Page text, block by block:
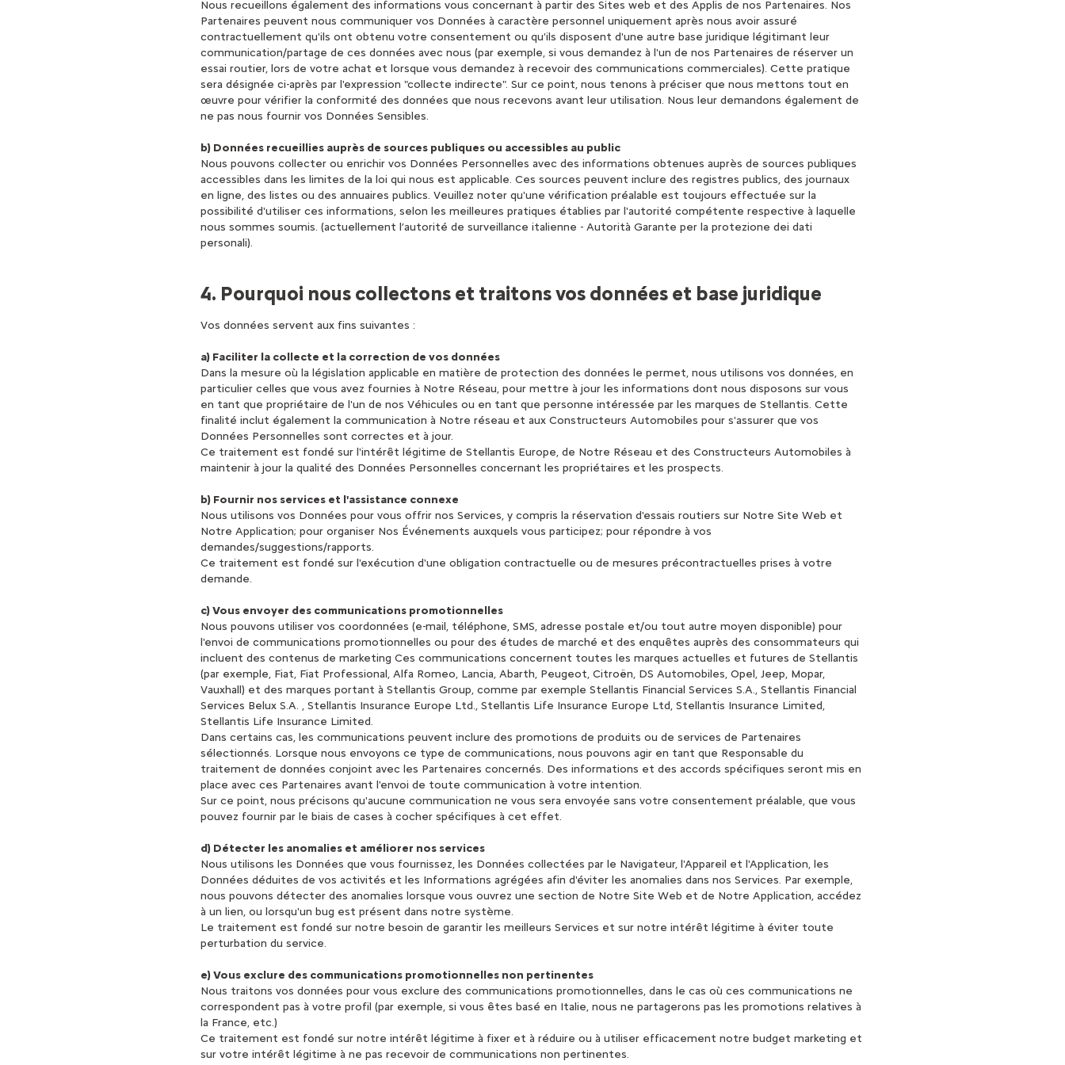
Nous recueillons également des informations vous concernant à partir des Sites web et des Applis de nos Partenaires. Nos
Partenaires peuvent nous communiquer vos Données à caractère personnel uniquement après nous avoir assuré
contractuellement qu'ils ont obtenu votre consentement ou qu'ils disposent d'une autre base juridique légitimant leur
communication/partage de ces données avec nous (par exemple, si vous demandez à l'un de nos Partenaires de réserver un
essai routier, lors de votre achat et lorsque vous demandez à recevoir des communications commerciales). Cette pratique
sera désignée ci-après par l'expression "collecte indirecte". Sur ce point, nous tenons à préciser que nous mettons tout en
œuvre pour vérifier la conformité des données que nous recevons avant leur utilisation. Nous leur demandons également de
ne pas nous fournir vos Données Sensibles.
b) Données recueillies auprès de sources publiques ou accessibles au public
Nous pouvons collecter ou enrichir vos Données Personnelles avec des informations obtenues auprès de sources publiques
accessibles dans les limites de la loi qui nous est applicable. Ces sources peuvent inclure des registres publics, des journaux
en ligne, des listes ou des annuaires publics. Veuillez noter qu'une vérification préalable est toujours effectuée sur la
possibilité d'utiliser ces informations, selon les meilleures pratiques établies par l'autorité compétente respective à laquelle
nous sommes soumis. (actuellement l’autorité de surveillance italienne - Autorità Garante per la protezione dei dati
personali).
4. Pourquoi nous collectons et traitons vos données et base juridique
Vos données servent aux fins suivantes :
a) Faciliter la collecte et la correction de vos données
Dans la mesure où la législation applicable en matière de protection des données le permet, nous utilisons vos données, en
particulier celles que vous avez fournies à Notre Réseau, pour mettre à jour les informations dont nous disposons sur vous
en tant que propriétaire de l'un de nos Véhicules ou en tant que personne intéressée par les marques de Stellantis. Cette
finalité inclut également la communication à Notre réseau et aux Constructeurs Automobiles pour s'assurer que vos
Données Personnelles sont correctes et à jour.
Ce traitement est fondé sur l'intérêt légitime de Stellantis Europe, de Notre Réseau et des Constructeurs Automobiles à
maintenir à jour la qualité des Données Personnelles concernant les propriétaires et les prospects.
b) Fournir nos services et l'assistance connexe
Nous utilisons vos Données pour vous offrir nos Services, y compris la réservation d'essais routiers sur Notre Site Web et
Notre Application; pour organiser Nos Événements auxquels vous participez; pour répondre à vos
demandes/suggestions/rapports.
Ce traitement est fondé sur l'exécution d'une obligation contractuelle ou de mesures précontractuelles prises à votre
demande.
c)Vous envoyer des communications promotionnelles
Nous pouvons utiliser vos coordonnées (e-mail, téléphone, SMS, adresse postale et/ou tout autre moyen disponible) pour
l'envoi de communications promotionnelles ou pour des études de marché et des enquêtes auprès des consommateurs qui
incluent des contenus de marketing Ces communications concernent toutes les marques actuelles et futures de Stellantis
(par exemple, Fiat, Fiat Professional, Alfa Romeo, Lancia, Abarth, Peugeot, Citroën, DS Automobiles, Opel, Jeep, Mopar,
Vauxhall) et des marques portant à Stellantis Group, comme par exemple Stellantis Financial Services S.A., Stellantis Financial
Services Belux S.A. , Stellantis Insurance Europe Ltd., Stellantis Life Insurance Europe Ltd, Stellantis Insurance Limited,
Stellantis Life Insurance Limited.
Dans certains cas, les communications peuvent inclure des promotions de produits ou de services de Partenaires
sélectionnés. Lorsque nous envoyons ce type de communications, nous pouvons agir en tant que Responsable du
traitement de données conjoint avec les Partenaires concernés. Des informations et des accords spécifiques seront mis en
place avec ces Partenaires avant l'envoi de toute communication à votre intention.
Sur ce point, nous précisons qu'aucune communication ne vous sera envoyée sans votre consentement préalable, que vous
pouvez fournir par le biais de cases à cocher spécifiques à cet effet.
d) Détecter les anomalies et améliorer nos services
Nous utilisons les Données que vous fournissez, les Données collectées par le Navigateur, l'Appareil et l'Application, les
Données déduites de vos activités et les Informations agrégées afin d'éviter les anomalies dans nos Services. Par exemple,
nous pouvons détecter des anomalies lorsque vous ouvrez une section de Notre Site Web et de Notre Application, accédez
à un lien, ou lorsqu'un bug est présent dans notre système.
Le traitement est fondé sur notre besoin de garantir les meilleurs Services et sur notre intérêt légitime à éviter toute
perturbation du service.
e)Vous exclure des communications promotionnelles non pertinentes
Nous traitons vos données pour vous exclure des communications promotionnelles, dans le cas où ces communications ne
correspondent pas à votre profil (par exemple, si vous êtes basé en Italie, nous ne partagerons pas les promotions relatives à
la France, etc.)
Ce traitement est fondé sur notre intérêt légitime à fixer et à réduire ou à utiliser efficacement notre budget marketing et
sur votre intérêt légitime à ne pas recevoir de communications non pertinentes.